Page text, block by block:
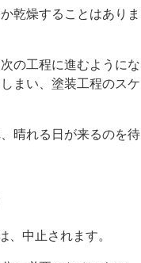
乾燥することはありま
の工程に進むようにな
まい、塗装工程のスケ
晴れる日が来るのを待
中止されます。